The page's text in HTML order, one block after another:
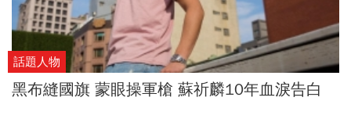
話題人物
黑布縫國旗 蒙眼操軍槍 蘇祈麟10年血淚告白